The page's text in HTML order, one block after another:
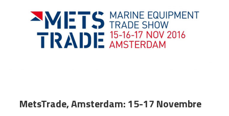
MetsTrade, Amsterdam: 15-17 Novembre